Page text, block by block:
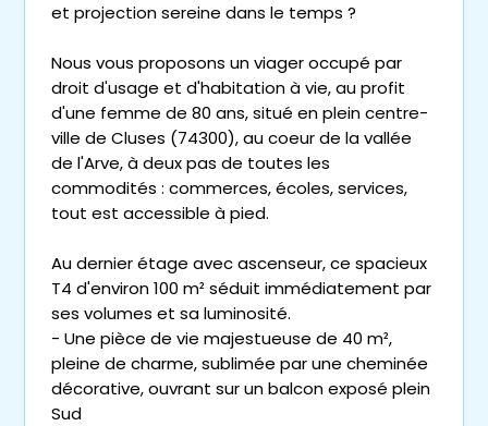
et projection sereine dans le temps ?
Nous vous proposons un viager occupé par
droit d'usage et d'habitation à vie, au profit
d'une femme de 80 ans, situé en plein centre-
ville de Cluses (74300), au coeur de la vallée
de l'Arve, à deux pas de toutes les
commodités : commerces, écoles, services,
tout est accessible à pied.
Au dernier étage avec ascenseur, ce spacieux
T4 d'environ 100 m² séduit immédiatement par
ses volumes et sa luminosité.
- Une pièce de vie majestueuse de 40 m²,
pleine de charme, sublimée par une cheminée
décorative, ouvrant sur un balcon exposé plein
Sud